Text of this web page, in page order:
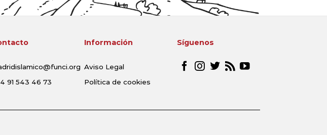
91 543 46 73
Información
Aviso Legal
Política de cookies
Síguenos